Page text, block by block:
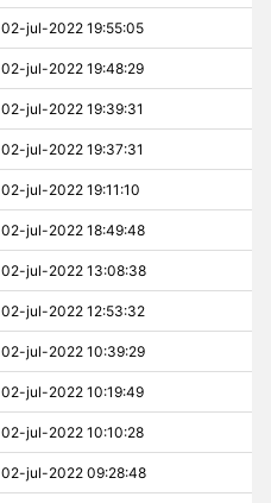
02-jul-2022 19:55:05
02-jul-2022 19:48:29
02-jul-2022 19:39:31
02-jul-2022 19:37:31
02-jul-2022 19:11:10
02-jul-2022 18:49:48
02-jul-2022 13:08:38
02-jul-2022 12:53:32
02-jul-2022 10:39:29
02-jul-2022 10:19:49
02-jul-2022 10:10:28
02-jul-2022 09:28:48